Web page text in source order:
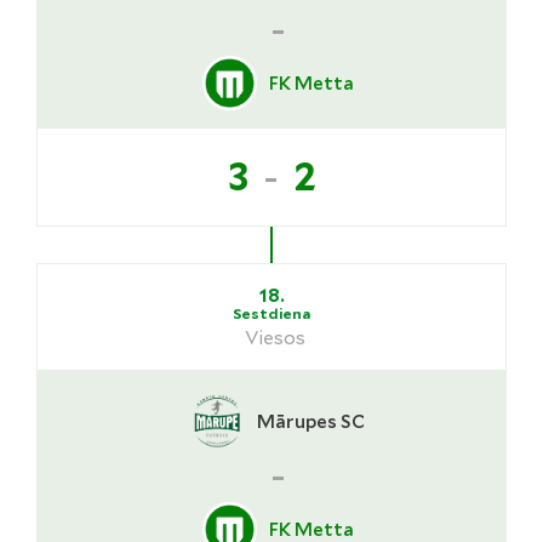
-
FK Metta
3 - 2
18.
Sestdiena
Viesos
Mārupes SC
-
FK Metta